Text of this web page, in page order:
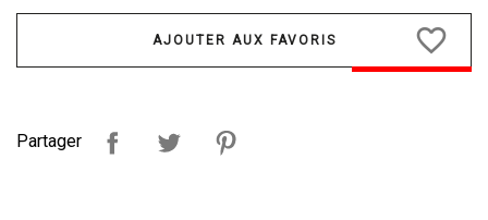
favorite_border
Partager